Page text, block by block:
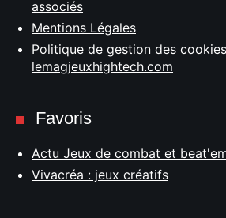
associés
Mentions Légales
Politique de gestion des
lemagjeuxhightech.com
Favoris
Actu Jeux de combat et
Vivacréa : jeux créatifs